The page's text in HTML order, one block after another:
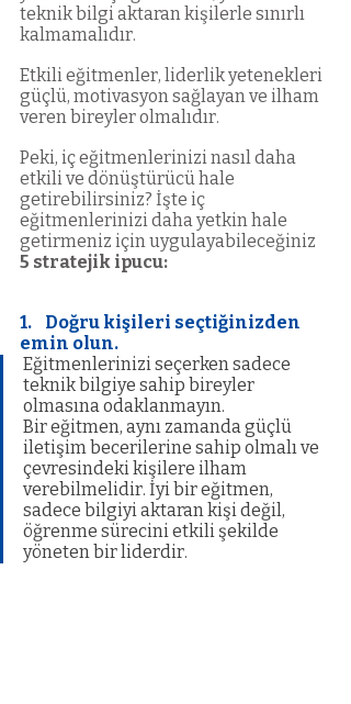
teknik bilgi aktaran kişilerle sınırlı
kalmamalıdır.
Etkili eğitmenler, liderlik yetenekleri
güçlü, motivasyon sağlayan ve ilham
veren bireyler olmalıdır.
Peki, iç eğitmenlerinizi nasıl daha
etkili ve dönüştürücü hale
getirebilirsiniz? İşte iç
eğitmenlerinizi daha yetkin hale
getirmeniz için uygulayabileceğiniz
5 stratejik ipucu:
1.    Doğru kişileri seçtiğinizden
emin olun.
Eğitmenlerinizi seçerken sadece
teknik bilgiye sahip bireyler
olmasına odaklanmayın.
Bir eğitmen, aynı zamanda güçlü
iletişim becerilerine sahip olmalı ve
çevresindeki kişilere ilham
verebilmelidir. İyi bir eğitmen,
sadece bilgiyi aktaran kişi değil,
öğrenme sürecini etkili şekilde
yöneten bir liderdir.